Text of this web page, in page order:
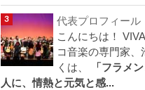
代表プロフィール
こんにちは！
コ音楽の専門家
くは、
「フラメ
人に、情熱と元気と感...